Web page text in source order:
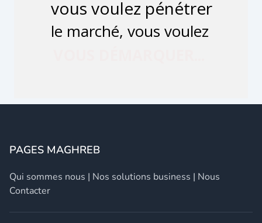
PAGES MAGHREB
Qui sommes nous | Nos solutions business | Nous
Contacter